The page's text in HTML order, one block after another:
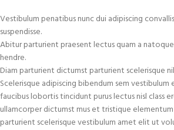
Vestibulum penatibus nunc dui adipiscing
suspendisse.
Abitur parturient praesent lectus quam a
hendre.
Diam parturient dictumst parturient scelerisque
Scelerisque adipiscing bibendum sem vestibulum
faucibus lobortis tincidunt purus lectus nisl class
ullamcorper dictumst mus et tristique
parturient scelerisque vestibulum amet elit ut